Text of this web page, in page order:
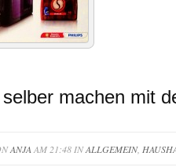
machen mit
ANJA AM 21:48 INALLGEMEIN,